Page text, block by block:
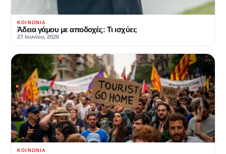
ΚΟΙΝΩΝΊΑ
Άδεια γάμου με αποδοχές: Τι ισχύει;
27 Ιουνίου, 2026
ΚΟΙΝΩΝΊΑ